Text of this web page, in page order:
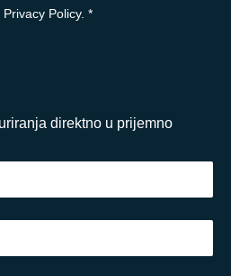
Policy. *
direktno u prijemno